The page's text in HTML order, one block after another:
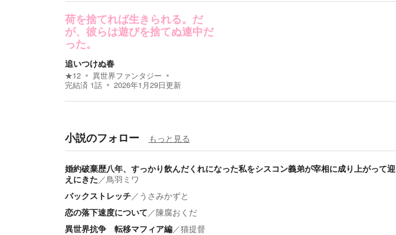
荷を捨てれば生きられる。だ
が、彼らは遊びを捨てぬ連中だ
った。
追いつけぬ春
★12
異世界ファンタジー
完結済 1話 2026年1月29日更新
小説のフォロー もっと見る
婚約破棄歴八年、すっかり飲んだくれになった私をシスコン義弟が宰相に成り上がって迎
えにきた／鳥羽ミワ
バックストレッチ／ うさみかずと
恋の落下速度について／陳腐おくだ
異世界抗争 転移マフィア編／猫提督